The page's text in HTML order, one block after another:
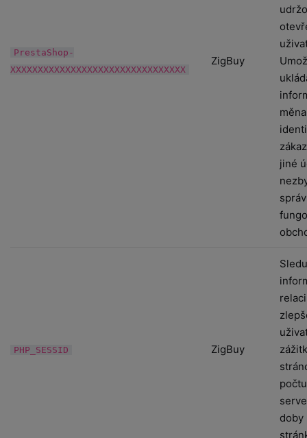
PrestaShop-
XXXXXXXXXXXXXXXXXXXXXXXXXXXXXXXX
ZigBuy
jiné
PHP_SESSID ZigBuy
doby